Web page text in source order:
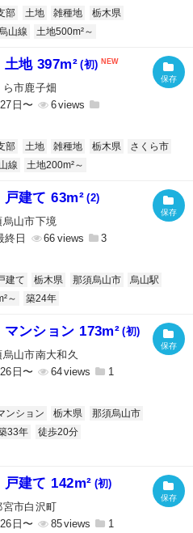
部 土地 雑種地
栃木県
山線 土地500m²～
土地 397m² (初)
市鹿子畑
日〜
6
部 土地 雑種地 栃木県
さくら市
線 土地200m²～
戸建て 63m² (2)
山市下境
終日
66 3
建て 栃木県 那須烏山市
烏山駅
～ 築24年
マンション 173m² (初)
山市南大和久
日〜
64 1
ンション 栃木県
那須烏山市
33年
徒歩20分
戸建て 142m² (初)
市白沢町
日〜
85 1